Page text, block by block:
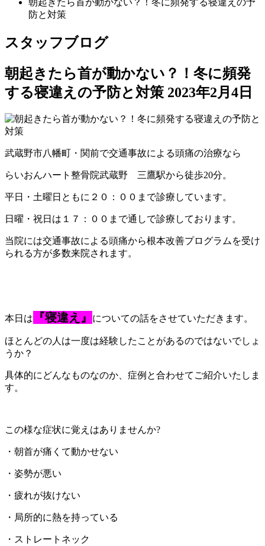
防と対策
スタッフブログ
朝起きたら首が動かない？！冬に頻発
する寝違えの予防と対策 2023年2月4日
武蔵野市八幡町・関前で交通事故による頭痛の治療なら
らいおんハート整骨院武蔵野 三鷹駅から徒歩20分。
平日・土曜日ともに２０：００まで診療しています。
日曜・祝日は１７：００まで通しで診療しております。
当院には交通事故による頭痛から根本改善プログラムを受け
られる方が多数来院されます。
本日は 『寝違え』 についての話をさせていただきます。
ほとんどの人は一度は経験したことがあるのではないでしょ
うか？
具体的にどんなものなのか、症例と合わせてご紹介いたしま
す。
この様な症状に覚えはありませんか?
・朝首が痛くて動かせない
・姿勢が悪い
・疲れが抜けない
・局所的に熱を持っている
・ストレートネック